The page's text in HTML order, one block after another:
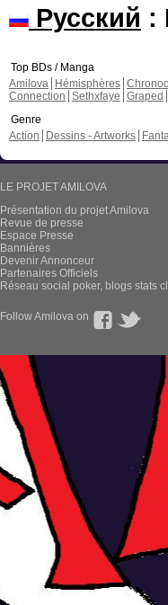
Русский :
Top BDs / Manga
Amilova
Hémisphères
Connection Sethxfaye Graped
Genre
Action
Dessins - Artworks
LE PROJET AMILOVA
Présentation du projet Amilova
Revue de presse
Espace Presse
Bannières
Devenir Annonceur
Partenaires Officiels
Réseau social poker, blogs stats
Follow Amilova on